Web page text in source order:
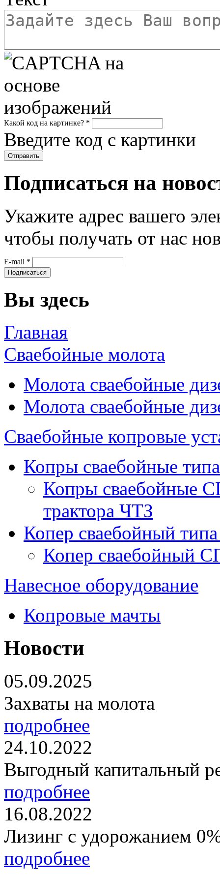
Какой код на картинке? *
Введите код с картинки
Подписаться на
Укажите адрес вашего
чтобы получать от нас
E-mail *
Вы здесь
Главная
Сваебойные молота
Молота сваебойные
Молота сваебойные
Сваебойные копровые
Копры сваебойные
Копры сваебойные
трактора ЧТЗ
Копер сваебойный
Копер сваебойный
Навесное оборудование
Копровые мачты
Новости
05.09.2025
Захваты на молота
подробнее
24.10.2022
Выгодный капитальный
подробнее
16.08.2022
Лизинг с удорожанием
подробнее